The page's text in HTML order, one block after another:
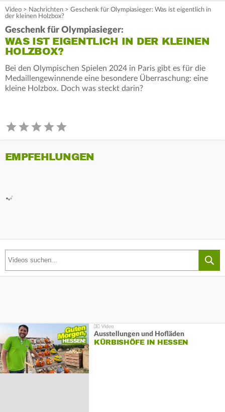
Video > Nachrichten > Geschenk für Olympiasieger: Was ist eigentlich in
der kleinen Holzbox?
Geschenk für Olympiasieger:
WAS IST EIGENTLICH IN DER KLEINEN
HOLZBOX?
Bei den Olympischen Spielen 2024 in Paris gibt es für die
Medaillengewinnende eine besondere Überraschung: eine
kleine Holzbox. Doch was steckt darin?
EMPFEHLUNGEN
Ausstellungen und Hofläden
KÜRBISHÖFE IN HESSEN